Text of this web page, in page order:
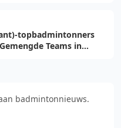
topbadmintonners
Teams in
badmintonnieuws.